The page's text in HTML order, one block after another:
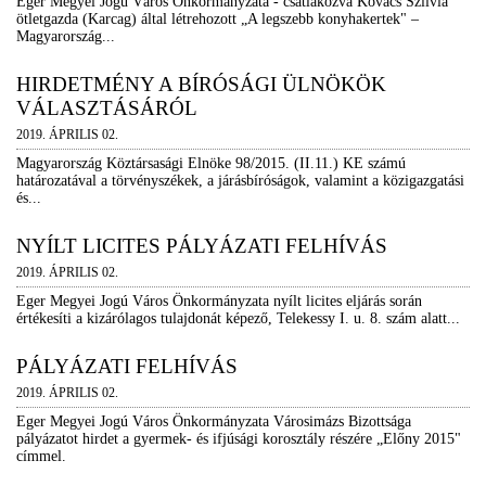
ötletgazda (Karcag) által létrehozott „A legszebb konyhakertek" –
Magyarország...
HIRDETMÉNY A BÍRÓSÁGI ÜLNÖKÖK
VÁLASZTÁSÁRÓL
2019. ÁPRILIS 02.
Magyarország Köztársasági Elnöke 98/2015. (II.11.) KE számú
határozatával a törvényszékek, a járásbíróságok, valamint a közigazgatási
és...
NYÍLT LICITES PÁLYÁZATI FELHÍVÁS
2019. ÁPRILIS 02.
Eger Megyei Jogú Város Önkormányzata nyílt licites eljárás során
értékesíti a kizárólagos tulajdonát képező, Telekessy I. u. 8. szám alatt...
PÁLYÁZATI FELHÍVÁS
2019. ÁPRILIS 02.
Eger Megyei Jogú Város Önkormányzata Városimázs Bizottsága
pályázatot hirdet a gyermek- és ifjúsági korosztály részére „Előny 2015"
címmel.